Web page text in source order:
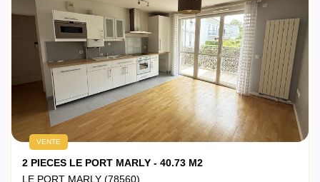
VENTE
2 PIECES LE PORT MARLY - 40.73 M2
LE PORT MARLY (78560)